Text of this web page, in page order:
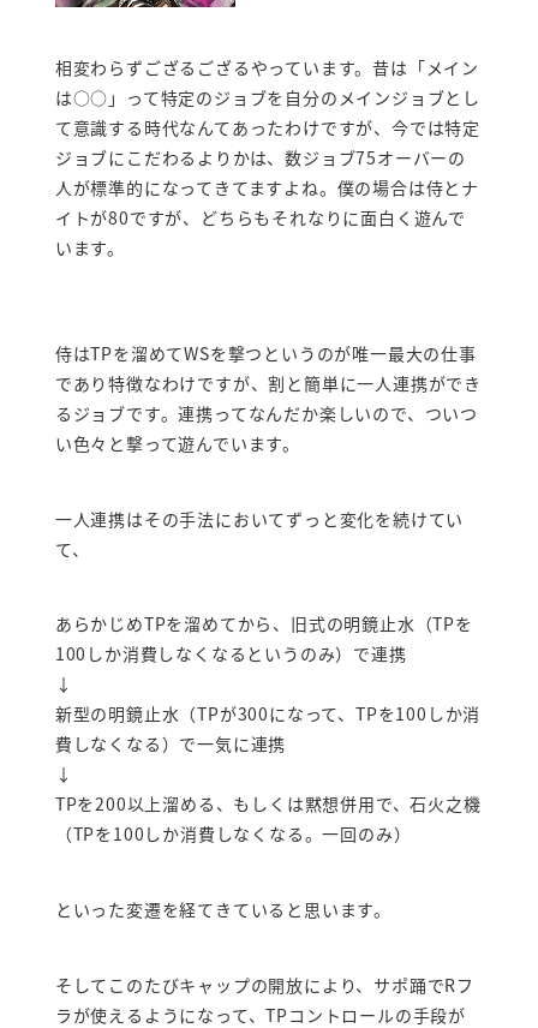
相変わらずござるござるやっています。昔は「メイン
は○○」って特定のジョブを自分のメインジョブとし
て意識する時代なんてあったわけですが、今では特定
ジョブにこだわるよりかは、数ジョブ75オーバーの
人が標準的になってきてますよね。僕の場合は侍とナ
イトが80ですが、どちらもそれなりに面白く遊んで
います。
侍はTPを溜めてWSを撃つというのが唯一最大の仕事
であり特徴なわけですが、割と簡単に一人連携ができ
るジョブです。連携ってなんだか楽しいので、ついつ
い色々と撃って遊んでいます。
一人連携はその手法においてずっと変化を続けてい
て、
あらかじめTPを溜めてから、旧式の明鏡止水（TPを
100しか消費しなくなるというのみ）で連携
↓
新型の明鏡止水（TPが300になって、TPを100しか消
費しなくなる）で一気に連携
↓
TPを200以上溜める、もしくは黙想併用で、石火之機
（TPを100しか消費しなくなる。一回のみ）
といった変遷を経てきていると思います。
そしてこのたびキャップの開放により、サポ踊でRフ
ラが使えるようになって、TPコントロールの手段が